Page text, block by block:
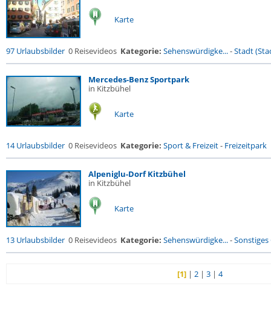
Karte
97 Urlaubsbilder 0 Reisevideos Kategorie: Sehenswürdigke...-Stadt
Mercedes-Benz Sportpark
in Kitzbühel
Karte
14 Urlaubsbilder 0 Reisevideos Kategorie: Sport & Freizeit- Freizeitpark
Alpeniglu-Dorf Kitzbühel
in Kitzbühel
Karte
13 Urlaubsbilder 0 Reisevideos Kategorie: Sehenswürdigke...-
[1] |2 |3 |4